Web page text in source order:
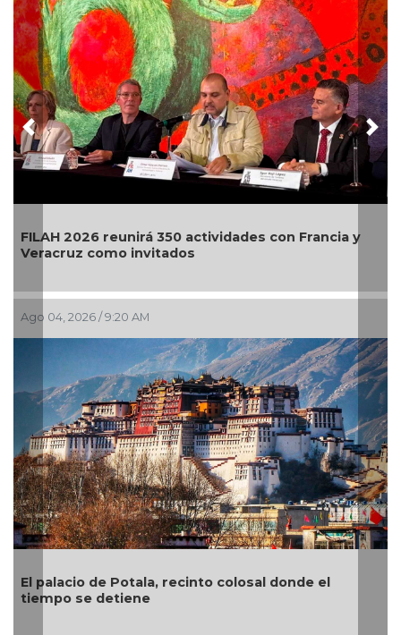
2026 reunirá 350 actividades con Francia y
como invitados
04, 2026 / 9:20 AM
palacio de Potala, recinto colosal donde el
se detiene
Previous